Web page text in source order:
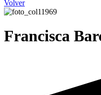
Volver
Francisca